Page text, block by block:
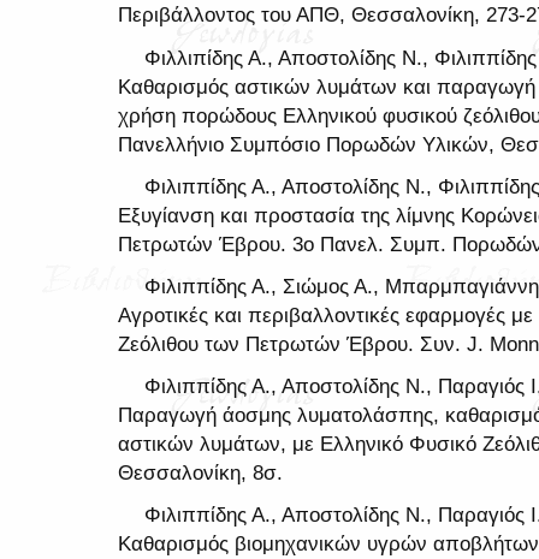
Περιβάλλοντος του ΑΠΘ, Θεσσαλονίκη, 273-
Φιλλιπίδης Α., Αποστολίδης Ν.,
Καθαρισμός αστικών λυμάτων και
χρήση πορώδους Ελληνικού φυσικού
Πανελλήνιο Συμπόσιο Πορωδών Υλικών,
Φιλιππίδης Α., Αποστολίδης Ν.,
Εξυγίανση και προστασία της λίμνης
Πετρωτών Έβρου. 3ο Πανελ. Συμπ. Πορωδών
Φιλιππίδης Α., Σιώμος Α.,
Αγροτικές και περιβαλλοντικές εφαρμογές
Ζεόλιθου των Πετρωτών Έβρου. Συν. J.
Φιλιππίδης Α., Αποστολίδης Ν., Παραγιός
Παραγωγή άοσμης λυματολάσπης,
αστικών λυμάτων, με Ελληνικό Φυσικό
Θεσσαλονίκη, 8σ.
Φιλιππίδης Α., Αποστολίδης Ν., Παραγιός
Καθαρισμός βιομηχανικών υγρών